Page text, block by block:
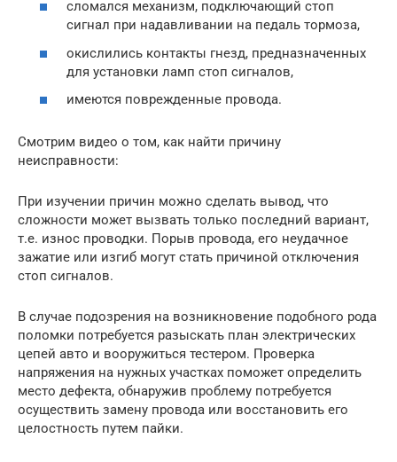
сломался механизм, подключающий стоп
сигнал при надавливании на педаль тормоза,
окислились контакты гнезд, предназначенных
для установки ламп стоп сигналов,
имеются поврежденные провода.
Смотрим видео о том, как найти причину
неисправности:
При изучении причин можно сделать вывод, что
сложности может вызвать только последний вариант,
т.е. износ проводки. Порыв провода, его неудачное
зажатие или изгиб могут стать причиной отключения
стоп сигналов.
В случае подозрения на возникновение подобного рода
поломки потребуется разыскать план электрических
цепей авто и вооружиться тестером. Проверка
напряжения на нужных участках поможет определить
место дефекта, обнаружив проблему потребуется
осуществить замену провода или восстановить его
целостность путем пайки.